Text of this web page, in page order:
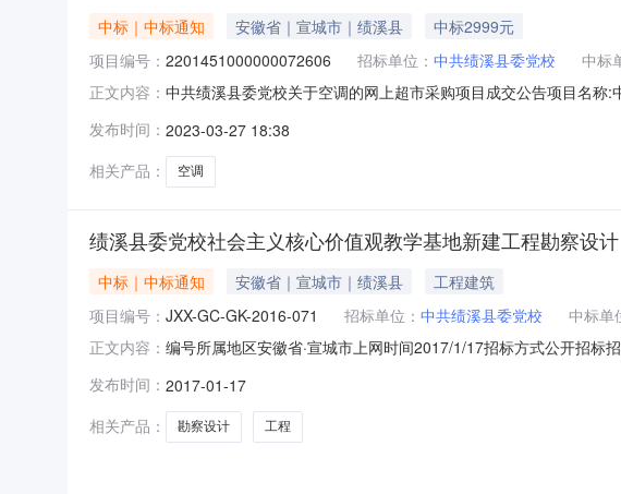
中标｜中标通知 安徽省｜宣城市｜绩溪县
中标2999元
项目编号： 2201451000000072606 招标单位： 中共绩溪县委党校 中标
正文内容： 中共绩溪县委党校关于空调的网上超市采购项目成交公告项目名
计划信息:二、采购单位信息采购单位名称:中共绩溪县委党校采购
发布时间： 2023-03-27 18:38
相关产品：
空调
绩溪县委党校社会主义核心价值观教学基地新建工程勘察设计
中标｜中标通知 安徽省｜宣城市｜绩溪县
工程建筑
项目编号： JXX-GC-GK-2016-071 招标单位： 中共绩溪县委党校 中标单
正文内容： 编号所属地区安徽省·宣城市上网时间2017/1/17招标方式公开招
校地址：绩溪县华阳镇代理机构名称：黄山双星工程咨询有限公司
JXX-GC-GK-2016-071
发布时间： 2017-01-17
相关产品：
勘察设计 工程